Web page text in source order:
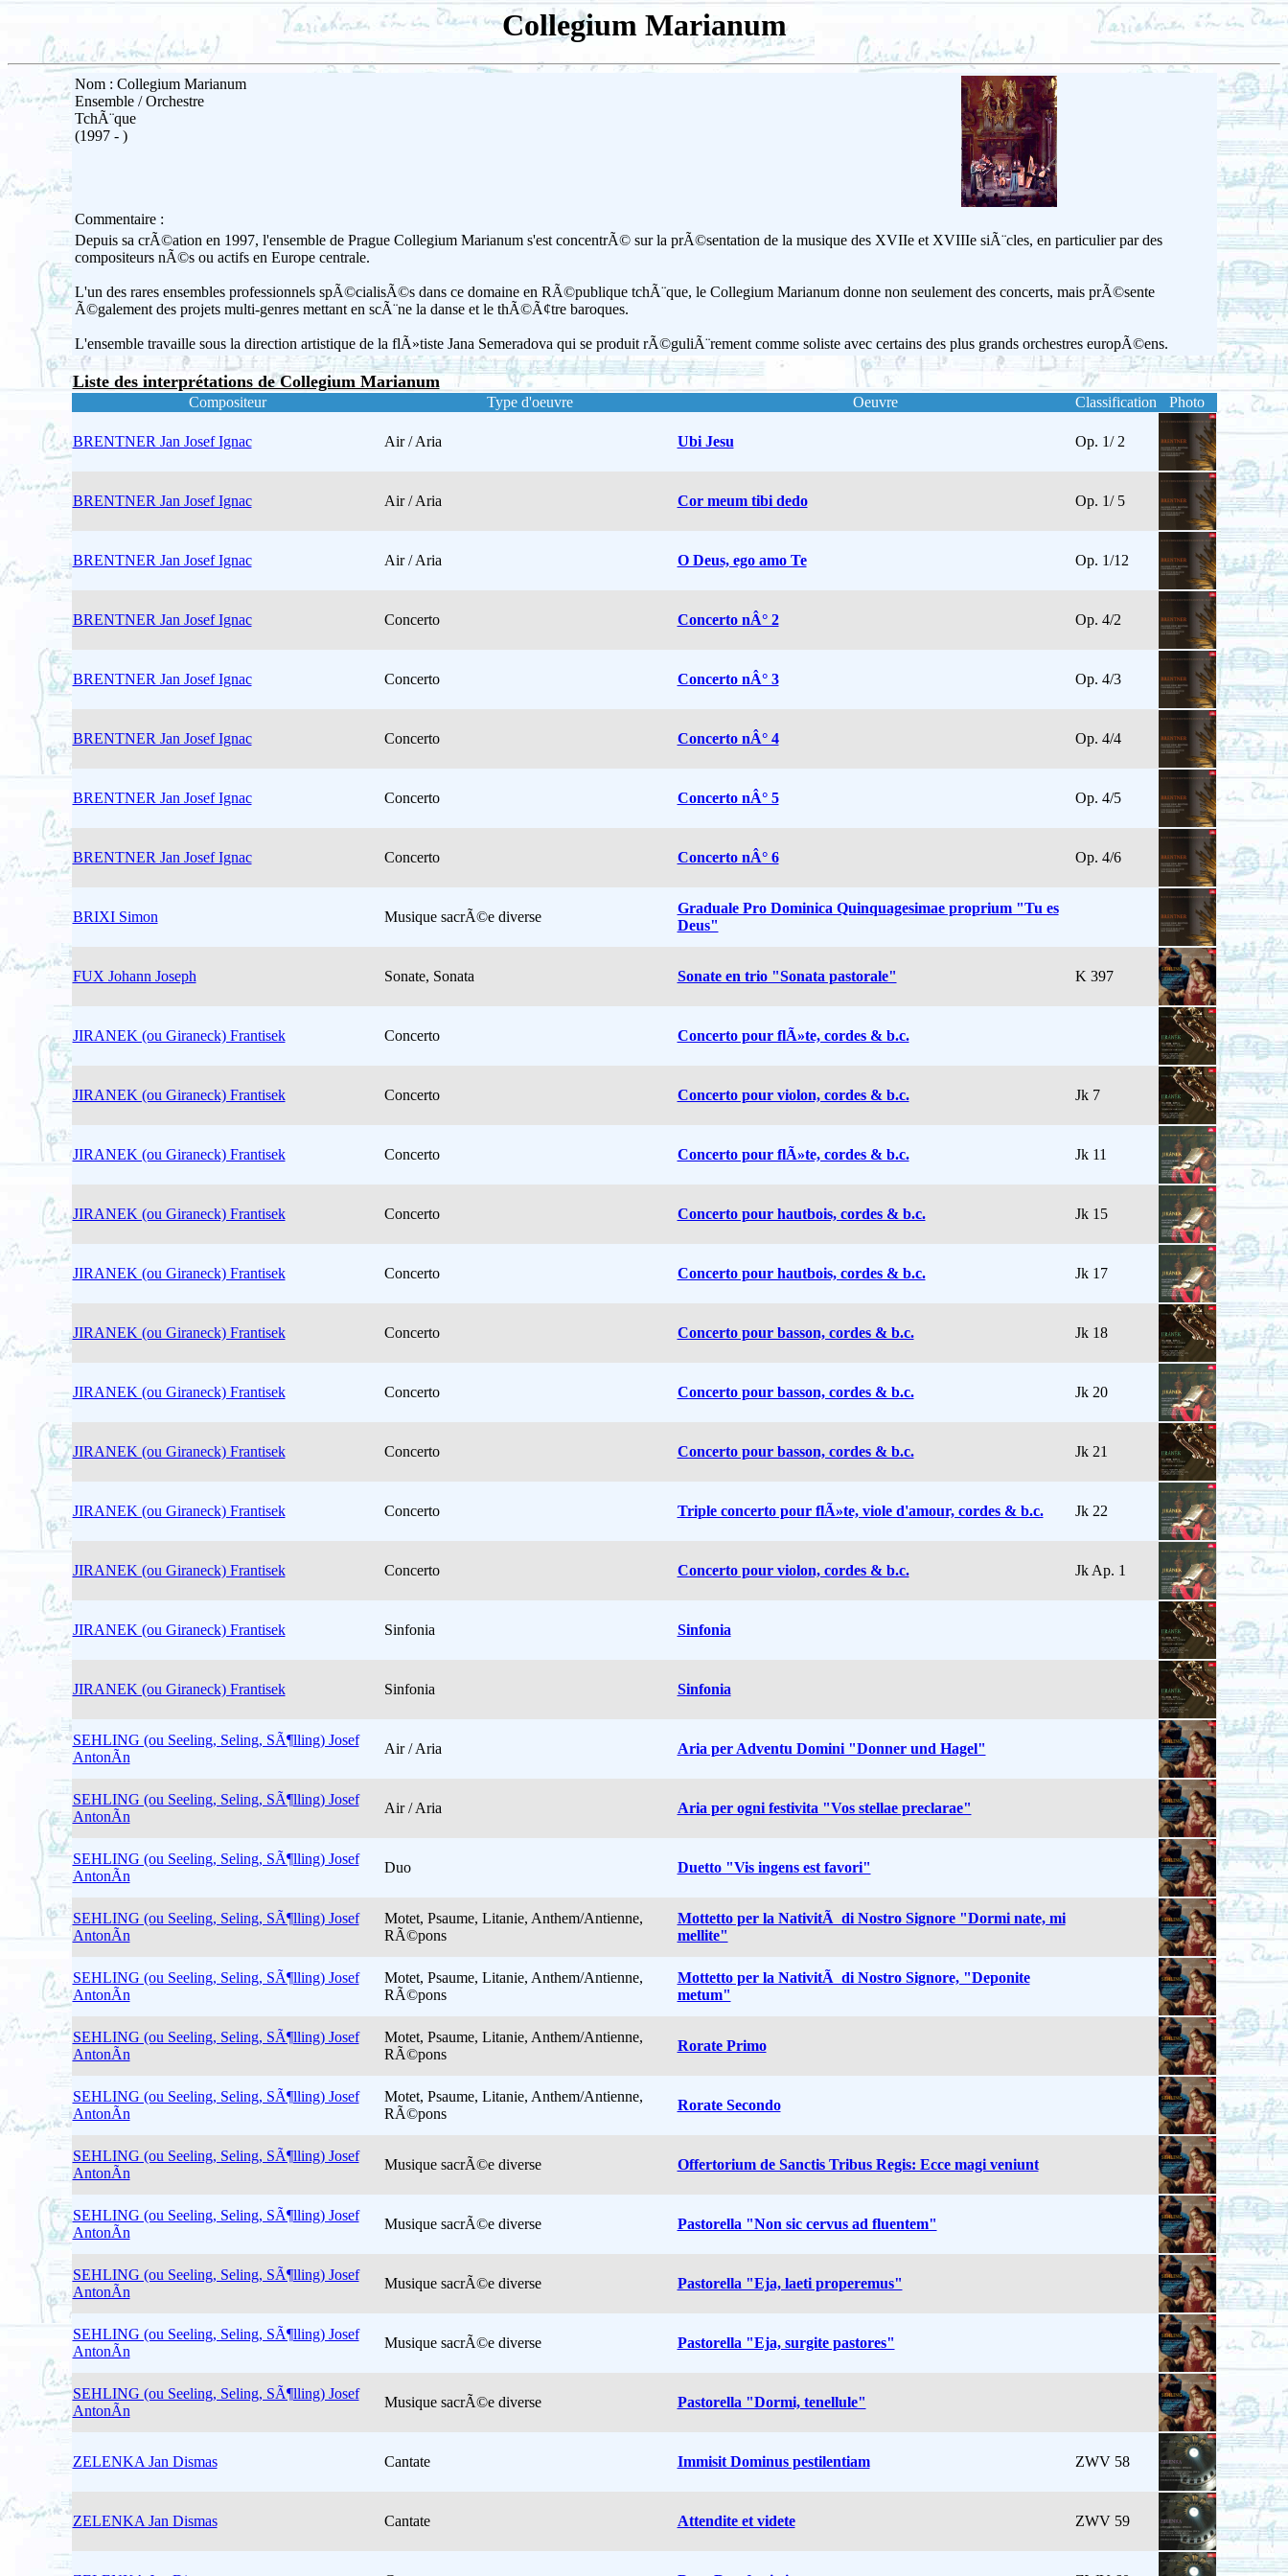
Collegium Marianum
Nom : Collegium Marianum
Ensemble / Orchestre
TchÃ¨que
(1997 - )
Commentaire :
Depuis sa crÃ©ation en 1997, l'ensemble de Prague Collegium Marianum s'est concentrÃ© sur la prÃ©sentation de la musique des XVIIe et XVIIIe siÃ¨cles, en particulier par des
compositeurs nÃ©s ou actifs en Europe centrale.
L'un des rares ensembles professionnels spÃ©cialisÃ©s dans ce domaine en RÃ©publique tchÃ¨que, le Collegium Marianum donne non seulement des concerts, mais prÃ©sente
Ã©galement des projets multi-genres mettant en scÃ¨ne la danse et le thÃ©Ã¢tre baroques.
L'ensemble travaille sous la direction artistique de la flÃ»tiste Jana Semeradova qui se produit rÃ©guliÃ¨rement comme soliste avec certains des plus grands orchestres europÃ©ens.
Liste des interprétations de Collegium Marianum
Compositeur Type d'oeuvre Oeuvre Classification Photo
BRENTNER Jan Josef Ignac Air / Aria Ubi Jesu Op. 1/ 2
BRENTNER Jan Josef Ignac Air / Aria Cor meum tibi dedo Op. 1/ 5
BRENTNER Jan Josef Ignac Air / Aria O Deus, ego amo Te Op. 1/12
BRENTNER Jan Josef Ignac Concerto Concerto nÂ° 2 Op. 4/2
BRENTNER Jan Josef Ignac Concerto Concerto nÂ° 3 Op. 4/3
BRENTNER Jan Josef Ignac Concerto Concerto nÂ° 4 Op. 4/4
BRENTNER Jan Josef Ignac Concerto Concerto nÂ° 5 Op. 4/5
BRENTNER Jan Josef Ignac Concerto Concerto nÂ° 6 Op. 4/6
BRIXI Simon Musique sacrÃ©e diverse
Graduale Pro Dominica Quinquagesimae proprium "Tu es
Deus"
FUX Johann Joseph Sonate, Sonata Sonate en trio "Sonata pastorale" K 397
JIRANEK (ou Giraneck) Frantisek Concerto Concerto pour flÃ»te, cordes & b.c.
JIRANEK (ou Giraneck) Frantisek Concerto Concerto pour violon, cordes & b.c. Jk 7
JIRANEK (ou Giraneck) Frantisek Concerto Concerto pour flÃ»te, cordes & b.c. Jk 11
JIRANEK (ou Giraneck) Frantisek Concerto Concerto pour hautbois, cordes & b.c. Jk 15
JIRANEK (ou Giraneck) Frantisek Concerto Concerto pour hautbois, cordes & b.c. Jk 17
JIRANEK (ou Giraneck) Frantisek Concerto Concerto pour basson, cordes & b.c. Jk 18
JIRANEK (ou Giraneck) Frantisek Concerto Concerto pour basson, cordes & b.c. Jk 20
JIRANEK (ou Giraneck) Frantisek Concerto Concerto pour basson, cordes & b.c. Jk 21
JIRANEK (ou Giraneck) Frantisek Concerto Triple concerto pour flÃ»te, viole d'amour, cordes & b.c. Jk 22
JIRANEK (ou Giraneck) Frantisek Concerto Concerto pour violon, cordes & b.c. Jk Ap. 1
JIRANEK (ou Giraneck) Frantisek Sinfonia Sinfonia
JIRANEK (ou Giraneck) Frantisek Sinfonia Sinfonia
SEHLING (ou Seeling, Seling, SÃ¶lling) Josef
AntonÃ­n
Air / Aria Aria per Adventu Domini "Donner und Hagel"
SEHLING (ou Seeling, Seling, SÃ¶lling) Josef
AntonÃ­n
Air / Aria Aria per ogni festivita "Vos stellae preclarae"
SEHLING (ou Seeling, Seling, SÃ¶lling) Josef
AntonÃ­n
Duo Duetto "Vis ingens est favori"
SEHLING (ou Seeling, Seling, SÃ¶lling) Josef
AntonÃ­n
Motet, Psaume, Litanie, Anthem/Antienne,
RÃ©pons
Mottetto per la NativitÃ di Nostro Signore "Dormi nate, mi
mellite"
SEHLING (ou Seeling, Seling, SÃ¶lling) Josef
AntonÃ­n
Motet, Psaume, Litanie, Anthem/Antienne,
RÃ©pons
Mottetto per la NativitÃ di Nostro Signore, "Deponite
metum"
SEHLING (ou Seeling, Seling, SÃ¶lling) Josef
AntonÃ­n
Motet, Psaume, Litanie, Anthem/Antienne,
RÃ©pons
Rorate Primo
SEHLING (ou Seeling, Seling, SÃ¶lling) Josef
AntonÃ­n
Motet, Psaume, Litanie, Anthem/Antienne,
RÃ©pons
Rorate Secondo
SEHLING (ou Seeling, Seling, SÃ¶lling) Josef
AntonÃ­n
Musique sacrÃ©e diverse Offertorium de Sanctis Tribus Regis: Ecce magi veniunt
SEHLING (ou Seeling, Seling, SÃ¶lling) Josef
AntonÃ­n
Musique sacrÃ©e diverse Pastorella "Non sic cervus ad fluentem"
SEHLING (ou Seeling, Seling, SÃ¶lling) Josef
AntonÃ­n
Musique sacrÃ©e diverse Pastorella "Eja, laeti properemus"
SEHLING (ou Seeling, Seling, SÃ¶lling) Josef
AntonÃ­n
Musique sacrÃ©e diverse Pastorella "Eja, surgite pastores"
SEHLING (ou Seeling, Seling, SÃ¶lling) Josef
AntonÃ­n
Musique sacrÃ©e diverse Pastorella "Dormi, tenellule"
ZELENKA Jan Dismas Cantate Immisit Dominus pestilentiam ZWV 58
ZELENKA Jan Dismas Cantate Attendite et videte ZWV 59